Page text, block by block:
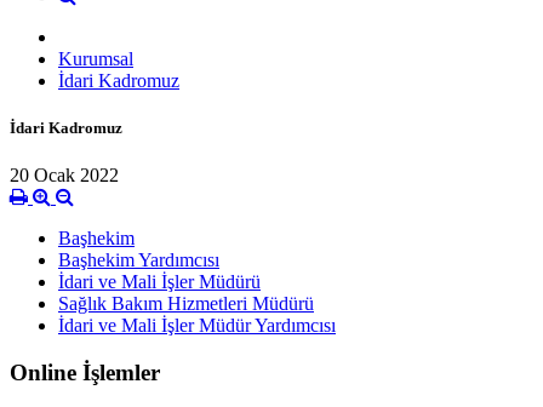
Kurumsal
İdari Kadromuz
İdari Kadromuz
20 Ocak 2022
Başhekim
Başhekim Yardımcısı
İdari ve Mali İşler Müdürü
Sağlık Bakım Hizmetleri Müdürü
İdari ve Mali İşler Müdür Yardımcısı
Online İşlemler